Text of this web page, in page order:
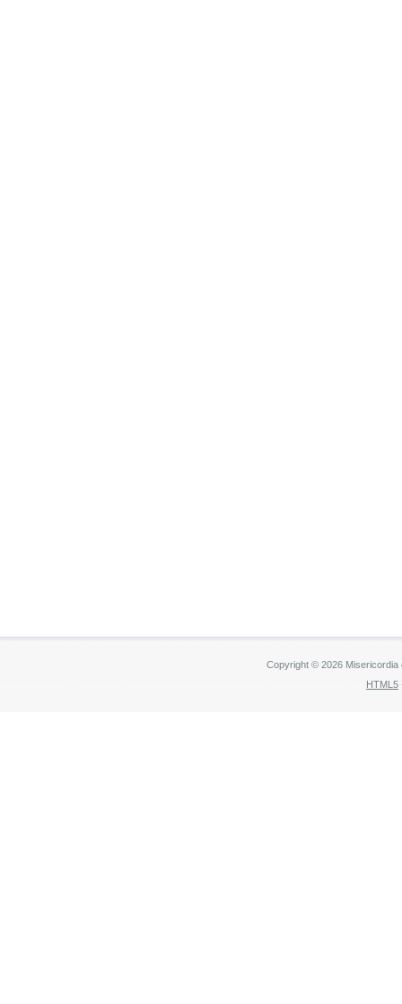
Copyright © 2026
HTML5